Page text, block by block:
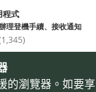
的瀏覽器。如要